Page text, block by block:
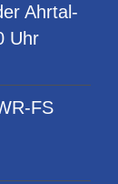
Ahrtal-
Uhr
FS